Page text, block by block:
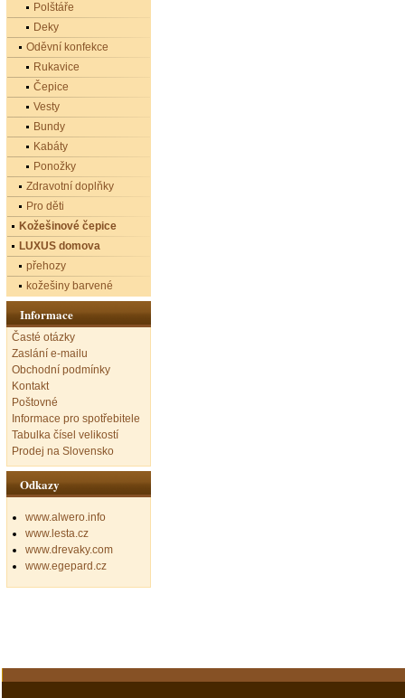
Polštáře
Deky
Oděvní konfekce
Rukavice
Čepice
Vesty
Bundy
Kabáty
Ponožky
Zdravotní doplňky
Pro děti
Kožešinové čepice
LUXUS domova
přehozy
kožešiny barvené
Informace
Časté otázky
Zaslání e-mailu
Obchodní podmínky
Kontakt
Poštovné
Informace pro spotřebitele
Tabulka čísel velikostí
Prodej na Slovensko
Odkazy
www.alwero.info
www.lesta.cz
www.drevaky.com
www.egepard.cz